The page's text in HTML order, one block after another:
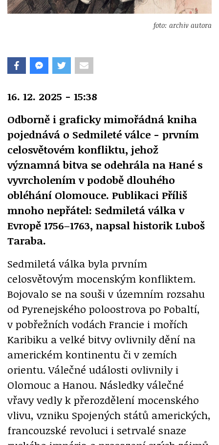
foto: archiv autora
16. 12. 2025 - 15:38
Odborně i graficky mimořádná kniha
pojednává o Sedmileté válce - prvním
celosvětovém konfliktu, jehož
významná bitva se odehrála na Hané s
vyvrcholením v podobě dlouhého
obléhání Olomouce. Publikaci Příliš
mnoho nepřátel: Sedmiletá válka v
Evropě 1756–1763, napsal historik Luboš
Taraba.
Sedmiletá válka byla prvním
celosvětovým mocenským konfliktem.
Bojovalo se na souši v územním rozsahu
od Pyrenejského poloostrova po Pobaltí,
v pobřežních vodách Francie i mořích
Karibiku a velké bitvy ovlivnily dění na
americkém kontinentu či v zemích
orientu. Válečné události ovlivnily i
Olomouc a Hanou. Následky válečné
vřavy vedly k přerozdělení mocenského
vlivu, vzniku Spojených států amerických,
francouzské revoluci i setrvalé snaze